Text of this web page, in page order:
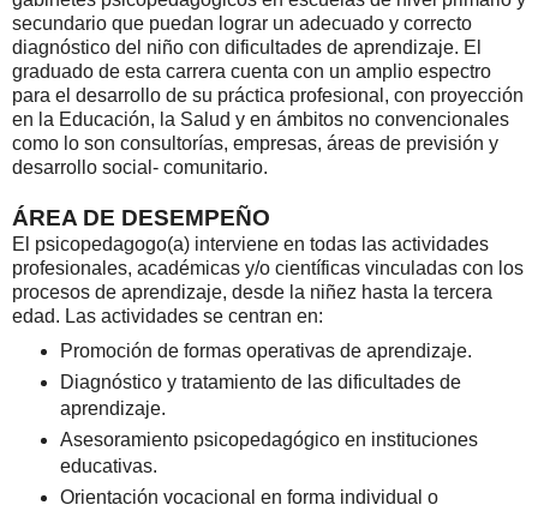
secundario que puedan lograr un adecuado y correcto
diagnóstico del niño con dificultades de aprendizaje. El
graduado de esta carrera cuenta con un amplio espectro
para el desarrollo de su práctica profesional, con proyección
en la Educación, la Salud y en ámbitos no convencionales
como lo son consultorías, empresas, áreas de previsión y
desarrollo social- comunitario.
ÁREA DE DESEMPEÑO
El psicopedagogo(a) interviene en todas las actividades
profesionales, académicas y/o científicas vinculadas con los
procesos de aprendizaje, desde la niñez hasta la tercera
edad. Las actividades se centran en:
Promoción de formas operativas de aprendizaje.
Diagnóstico y tratamiento de las dificultades de
aprendizaje.
Asesoramiento psicopedagógico en instituciones
educativas.
Orientación vocacional en forma individual o